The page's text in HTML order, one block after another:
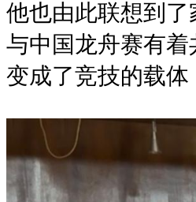
他也由此联想到
与中国龙舟赛有
变成了竞技的载